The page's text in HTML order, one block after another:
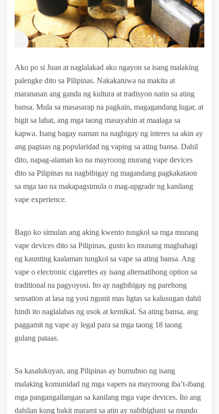
Ako po si Juan at naglalakad ako ngayon sa isang malaking
palengke dito sa Pilipinas. Nakakatuwa na makita at
maranasan ang ganda ng kultura at tradisyon natin sa ating
bansa. Mula sa masasarap na pagkain, magagandang lugar, at
higit sa lahat, ang mga taong masayahin at maalaga sa
kapwa. Isang bagay naman na nagbigay ng interes sa akin ay
ang pagtaas ng popularidad ng vaping sa ating bansa. Dahil
dito, napag-alaman ko na mayroong murang vape devices
dito sa Pilipinas na nagbibigay ng magandang pagkakataon
sa mga tao na makapagsimula o mag-upgrade ng kanilang
vape experience.
Bago ko simulan ang aking kwento tungkol sa mga murang
vape devices dito sa Pilipinas, gusto ko munang magbahagi
ng kaunting kaalaman tungkol sa vape sa ating bansa. Ang
vape o electronic cigarettes ay isang alternatibong option sa
traditional na pagyoyosi. Ito ay nagbibigay ng parehong
sensation at lasa ng yosi ngunit mas ligtas sa kalusugan dahil
hindi ito naglalabas ng usok at kemikal. Sa ating bansa, ang
paggamit ng vape ay legal para sa mga taong 18 taong
gulang pataas.
Sa kasalukuyan, ang Pilipinas ay bumubuo ng isang
malaking komunidad ng mga vapers na mayroong iba’t-ibang
mga pangangailangan sa kanilang mga vape devices. Ito ang
dahilan kung bakit marami sa atin ay nabibighani sa mundo